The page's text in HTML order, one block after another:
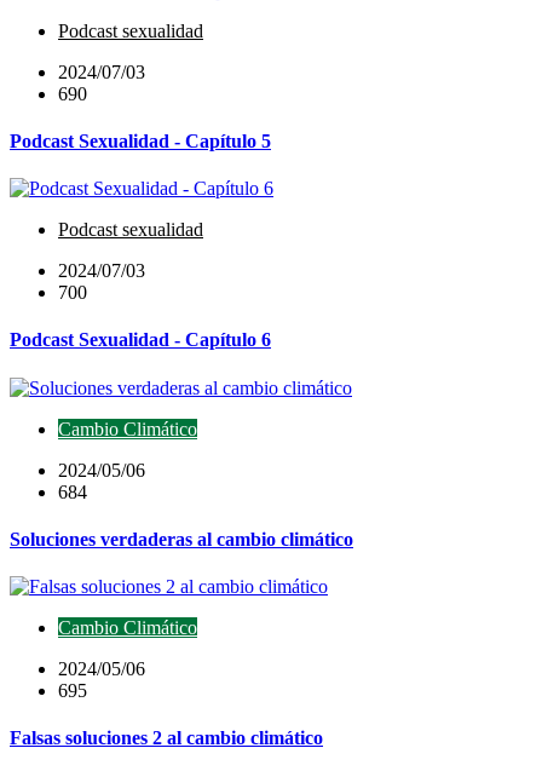
Podcast sexualidad
2024/07/03
690
Podcast Sexualidad - Capítulo 5
Podcast sexualidad
2024/07/03
700
Podcast Sexualidad - Capítulo 6
Cambio Climático
2024/05/06
684
Soluciones verdaderas al cambio climático
Cambio Climático
2024/05/06
695
Falsas soluciones 2 al cambio climático